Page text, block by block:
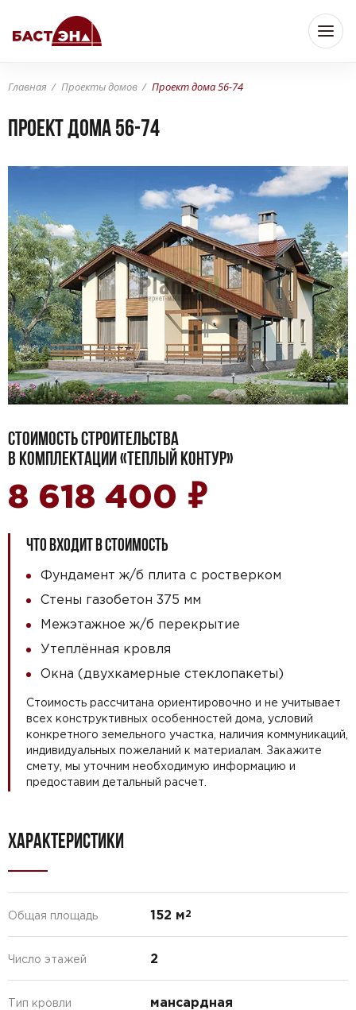
Главная Проекты домов Проект дома 56-74
Проект дома 56-74
СТОИМОСТЬ СТРОИТЕЛЬСТВА
В КОМПЛЕКТАЦИИ «ТЕПЛЫЙ КОНТУР»
8 618 400 ₽
ЧТО ВХОДИТ В СТОИМОСТЬ
Фундамент ж/б плита с ростверком
Стены газобетон 375 мм
Межэтажное ж/б перекрытие
Утеплённая кровля
Окна (двухкамерные стеклопакеты)
Стоимость рассчитана ориентировочно и не учитывает
всех конструктивных особенностей дома, условий
конкретного земельного участка, наличия коммуникаций,
индивидуальных пожеланий к материалам. Закажите
смету, мы уточним необходимую информацию и
предоставим детальный расчет.
ХАРАКТЕРИСТИКИ
Общая площадь 152 м2
Число этажей 2
Тип кровли мансардная